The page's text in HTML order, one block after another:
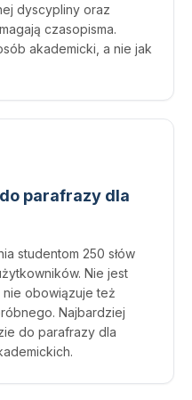
dyscypliny oraz
czasopisma.
akademicki, a nie jak
parafrazy dla
studentom 250 słów
Nie jest
obowiązuje też
Najbardziej
do parafrazy dla